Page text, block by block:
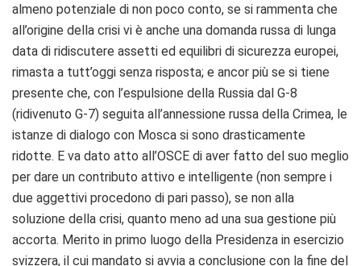
almeno potenziale di non poco conto, se si rammenta che
all’origine della crisi vi è anche una domanda russa di lunga
data di ridiscutere assetti ed equilibri di sicurezza europei,
rimasta a tutt’oggi senza risposta; e ancor più se si tiene
presente che, con l’espulsione della Russia dal G-8
(ridivenuto G-7) seguita all’annessione russa della Crimea, le
istanze di dialogo con Mosca si sono drasticamente
ridotte. E va dato atto all’OSCE di aver fatto del suo meglio
per dare un contributo attivo e intelligente (non sempre i
due aggettivi procedono di pari passo), se non alla
soluzione della crisi, quanto meno ad una sua gestione più
accorta. Merito in primo luogo della Presidenza in esercizio
svizzera, il cui mandato si avvia a conclusione con la fine del